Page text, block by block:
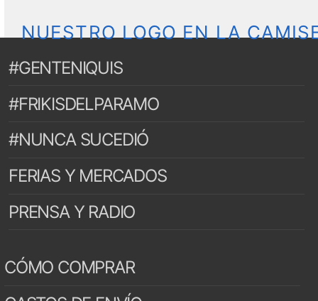
NUESTRO LOGO EN LA
#GENTENIQUIS
#FRIKISDELPARAMO
#NUNCA SUCEDIÓ
FERIAS Y MERCADOS
PRENSA Y RADIO
CÓMO COMPRAR